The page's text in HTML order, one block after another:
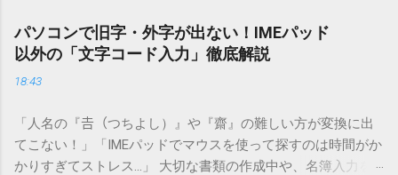
パソコンで旧字・外字が出ない！IMEパッド
以外の「文字コード入力」徹底解説
18:43
「人名の『𠮷（つちよし）』や『齋』の難しい方が変換に出
てこない！」「IMEパッドでマウスを使って探すのは時間がか
かりすぎてストレス…」 大切な書類の作成中や、名簿入力を